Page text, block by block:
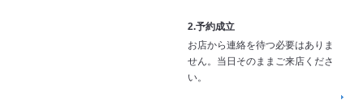
2.予約成立
お店から連絡を待つ必要はありま
せん。当日そのままご来店くださ
い。